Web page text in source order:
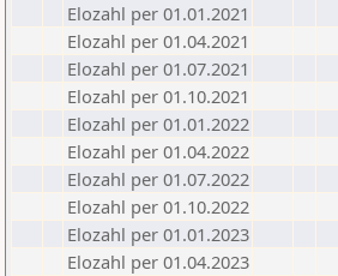
Elozahl per 01.01.2021
Elozahl per 01.04.2021
Elozahl per 01.07.2021
Elozahl per 01.10.2021
Elozahl per 01.01.2022
Elozahl per 01.04.2022
Elozahl per 01.07.2022
Elozahl per 01.10.2022
Elozahl per 01.01.2023
Elozahl per 01.04.2023